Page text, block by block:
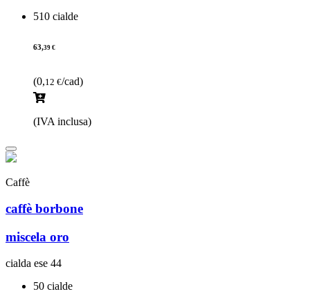
510 cialde
63,39 €
(0,12 €/cad)
(IVA inclusa)
Caffè
caffè borbone
miscela oro
cialda ese 44
50 cialde